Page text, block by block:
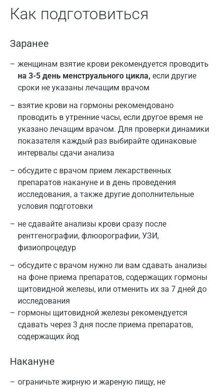
Как подготовиться
Заранее
женщинам взятие крови рекомендуется проводить
на 3-5 день менструального цикла, если другие
сроки не указаны лечащим врачом
взятие крови на гормоны рекомендовано
проводить в утренние часы, если другое время не
указано лечащим врачом. Для проверки динамики
показателя каждый раз выбирайте одинаковые
интервалы сдачи анализа
обсудите с врачом прием лекарственных
препаратов накануне и в день проведения
исследования, а также другие дополнительные
условия подготовки
не сдавайте анализы крови сразу после
рентгенографии, флюорографии, УЗИ,
физиопроцедур
обсудите с врачом нужно ли вам сдавать анализы
на фоне приема препаратов, содержащих гормоны
щитовидной железы, или отменить их за 7 дней до
исследования
гормоны щитовидной железы рекомендуется
сдавать через 3 дня после приема препаратов,
содержащих йод
Накануне
ограничьте жирную и жареную пищу, не